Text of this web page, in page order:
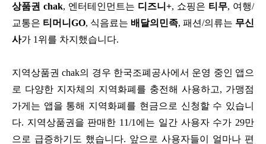
상품권 chak, 엔터테인먼트는 디즈니+, 쇼핑은 티무, 여행/
교통은 티머니GO, 식음료는 배달의민족, 패션/의류는 무신
사가 1위를 차지했습니다.
지역상품권 chak의 경우 한국조폐공사에서 운영 중인 앱으
로 다양한 지자체의 지역화폐를 충전해 사용하고, 가맹점
가게는 앱을 통해 지역화폐를 현금으로 신청할 수 있습니
다. 지역상품권을 판매한 11/1에는 일간 사용자 수가 29만
으로 급증하기도 했습니다. 앞으로 사용자들이 얼마나 편